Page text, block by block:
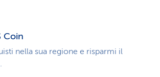
Coin
nella sua regione e risparmi il